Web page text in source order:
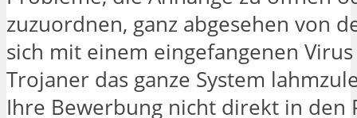
zuzuordnen, ganz abgesehen von
sich mit einem eingefangenen
Trojaner das ganze System
Ihre Bewerbung nicht direkt in den